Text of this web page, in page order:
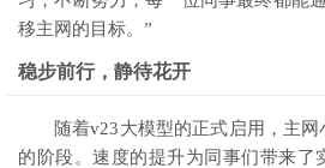
移主网的目标。”
稳步前行，静待花开
随着v23大模型的正式启用，主
的阶段。速度的提升为同事们带来了